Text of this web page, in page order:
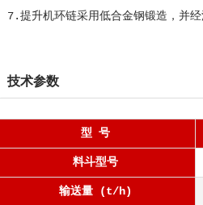
7.提升机环链采用低合金钢锻造，并经
技术参数
型 号
料斗型号
输送量 (t/h)